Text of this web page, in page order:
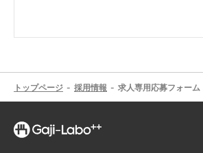
トップページ 採用情報 求人専用応募フォーム